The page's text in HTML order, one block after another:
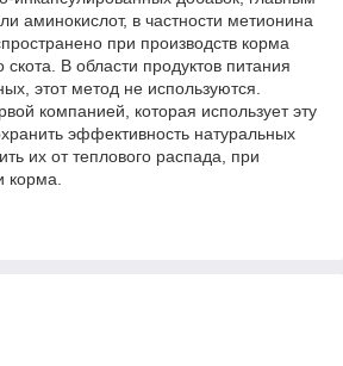
аминокислот, в частности метионина
при производств корма
скота. В области продуктов питания
этот метод не используются.
компанией, которая использует эту
эффективность натуральных
их от теплового распада, при
корма.